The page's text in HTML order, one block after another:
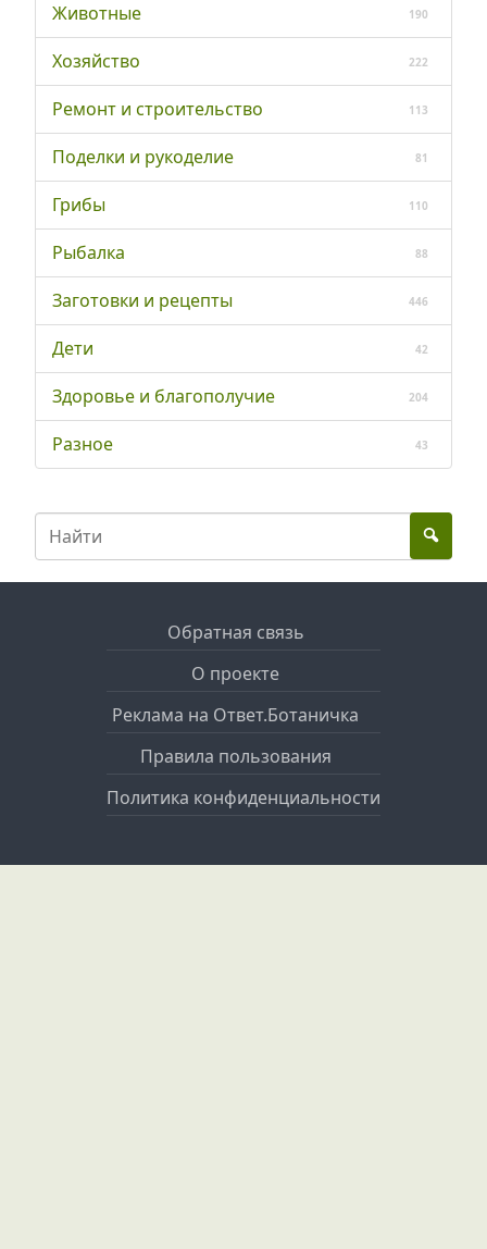
Животные 190
Хозяйство 222
Ремонт и строительство 113
Поделки и рукоделие 81
Грибы 110
Рыбалка 88
Заготовки и рецепты 446
Дети 42
Здоровье и благополучие 204
Разное 43
Обратная связь
О проекте
Реклама на Ответ.Ботаничка
Правила пользования
Политика конфиденциальности